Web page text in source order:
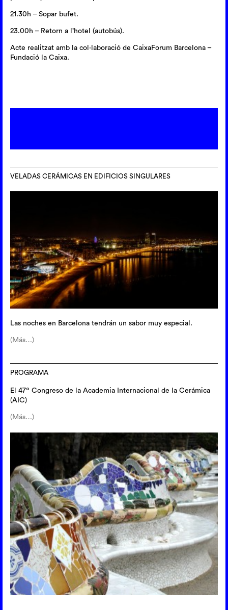
21.30h – Sopar bufet.
23.00h – Retorn a l’hotel (autobús).
Acte realitzat amb la col·laboració de CaixaForum Barcelona –
Fundació la Caixa.
VELADAS CERÁMICAS EN EDIFICIOS SINGULARES
Las noches en Barcelona tendrán un sabor muy especial.
(Más…)
PROGRAMA
El 47º Congreso de la Academia Internacional de la Cerámica
(AIC)
(Más…)